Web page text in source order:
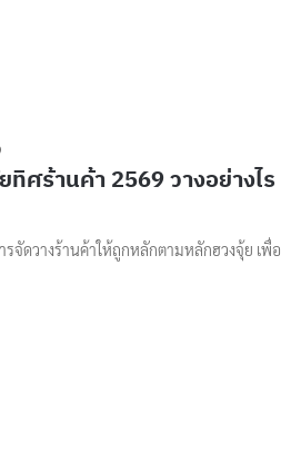
ทิศร้านค้า 2569 วางอย่างไร
จัดวางร้านค้าให้ถูกหลักตามหลักฮวงจุ้ย เพื่อ